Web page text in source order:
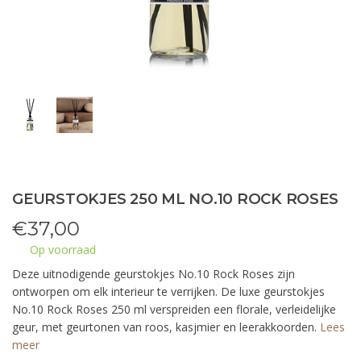
GEURSTOKJES 250 ML NO.10 ROCK ROSES
€37,00
Op voorraad
Deze uitnodigende geurstokjes No.10 Rock Roses zijn
ontworpen om elk interieur te verrijken. De luxe geurstokjes
No.10 Rock Roses 250 ml verspreiden een florale, verleidelijke
geur, met geurtonen van roos, kasjmier en leerakkoorden. Lees
meer